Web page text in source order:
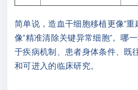
简单说，造血干细胞移植更像“重
像“精准清除关键异常细胞”。哪
于疾病机制、患者身体条件、既
和可进入的临床研究。